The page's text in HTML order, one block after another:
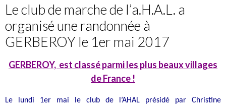
Le club de marche de l’a.H.A.L. a
organisé une randonnée à
GERBEROY le 1er mai 2017
GERBEROY, est classé parmi les plus beaux villages
de France !
Le lundi 1er mai le club de l’AHAL présidé par Christine